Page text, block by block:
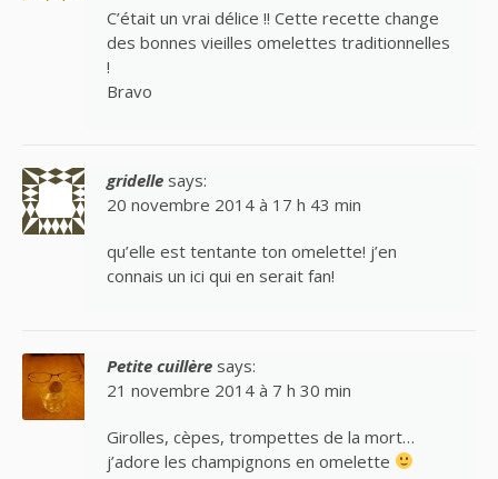
C’était un vrai délice !! Cette recette change
des bonnes vieilles omelettes traditionnelles
!
Bravo
gridelle says:
20 novembre 2014 à 17 h 43 min
qu’elle est tentante ton omelette! j’en
connais un ici qui en serait fan!
Petite cuillère says:
21 novembre 2014 à 7 h 30 min
Girolles, cèpes, trompettes de la mort…
j’adore les champignons en omelette